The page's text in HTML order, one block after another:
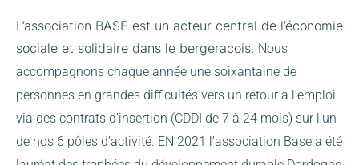
L’association BASE est un acteur central de l’économie
sociale et solidaire dans le bergeracois. Nous
accompagnons chaque année une soixantaine de
personnes en grandes difficultés vers un retour à l’emploi
via des contrats d’insertion (CDDI de 7 à 24 mois) sur l’un
de nos 6 pôles d’activité. EN 2021 l’association Base a été